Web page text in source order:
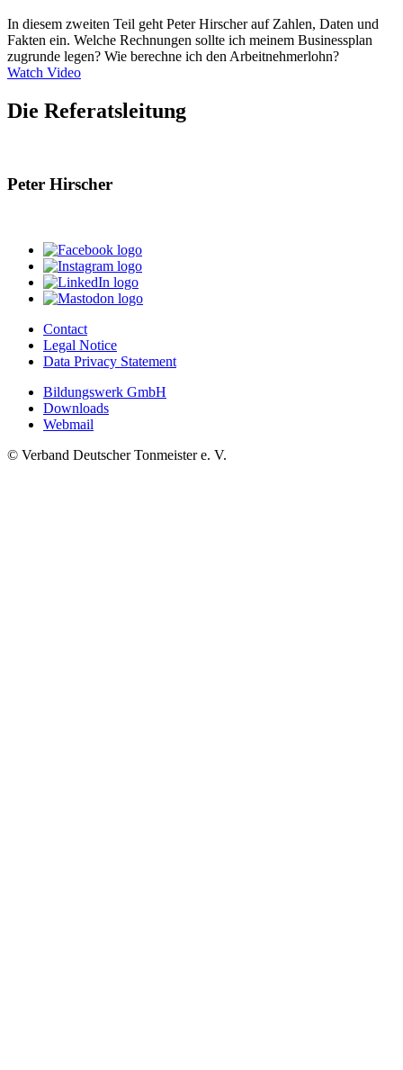
In diesem zweiten Teil geht Peter Hirscher auf Zahlen, Daten und
Fakten ein. Welche Rechnungen sollte ich meinem Businessplan
zugrunde legen? Wie berechne ich den Arbeitnehmerlohn?
Watch Video
Die Referatsleitung
Peter Hirscher
Contact
Legal Notice
Data Privacy Statement
Bildungswerk GmbH
Downloads
Webmail
© Verband Deutscher Tonmeister e. V.